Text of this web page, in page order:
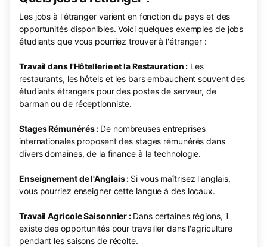
Les jobs à l'étranger varient en fonction du pays et des
opportunités disponibles. Voici quelques exemples de jobs
étudiants que vous pourriez trouver à l'étranger :
Travail dans l'Hôtellerie et la Restauration : Les
restaurants, les hôtels et les bars embauchent souvent des
étudiants étrangers pour des postes de serveur, de
barman ou de réceptionniste.
Stages Rémunérés : De nombreuses entreprises
internationales proposent des stages rémunérés dans
divers domaines, de la finance à la technologie.
Enseignement de l'Anglais : Si vous maîtrisez l'anglais,
vous pourriez enseigner cette langue à des locaux.
Travail Agricole Saisonnier : Dans certaines régions, il
existe des opportunités pour travailler dans l'agriculture
pendant les saisons de récolte.